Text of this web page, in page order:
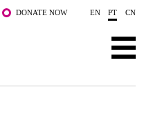
DONATE NOW EN PT CN